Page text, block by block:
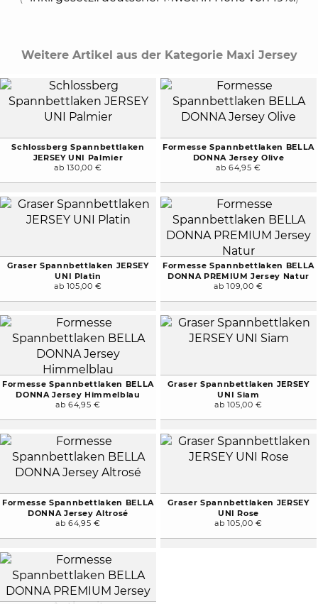
Weitere Artikel aus der Kategorie Maxi Jersey
Schlossberg Spannbettlaken
JERSEY UNI Palmier
ab 130,00 €
Formesse Spannbettlaken BELLA
DONNA Jersey Olive
ab 64,95 €
Graser Spannbettlaken JERSEY
UNI Platin
ab 105,00 €
Formesse Spannbettlaken BELLA
DONNA PREMIUM Jersey Natur
ab 109,00 €
Formesse Spannbettlaken BELLA
DONNA Jersey Himmelblau
ab 64,95 €
Graser Spannbettlaken JERSEY
UNI Siam
ab 105,00 €
Formesse Spannbettlaken BELLA
DONNA Jersey Altrosé
ab 64,95 €
Graser Spannbettlaken JERSEY
UNI Rose
ab 105,00 €